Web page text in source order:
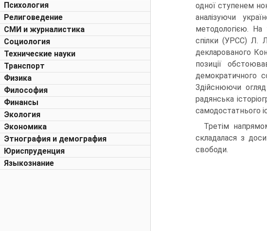
Психология
Религоведение
СМИ и журналистика
Социология
Технические науки
Транспорт
Физика
Философия
Финансы
Экология
Экономика
Этнография и демография
Юриспруденция
Языкознание
одної ступенем
аналізуючи
методологією. На
спілки (УРСС) Л.
декларованого
позиції
демократичного
Здійснюючи огляд
радянська
самодостатнього
Третім
складалася з
свободи.